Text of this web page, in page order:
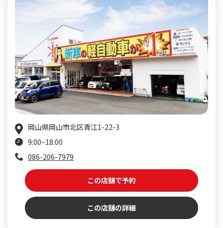
岡山県岡山市北区青江1-22-3
9:00~18:00
086-206-7979
この店舗で予約
この店舗の詳細